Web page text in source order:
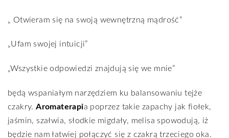
„ Otwieram się na swoją wewnętrzną mądrość”
„Ufam swojej intuicji”
„Wszystkie odpowiedzi znajdują się we mnie”
będą wspaniałym narzędziem ku balansowaniu tejże
czakry.Aromaterapia poprzez takie zapachy jak fiołek,
jaśmin, szałwia, słodkie migdały, melisa spowodują, iż
będzie nam łatwiej połączyć się z czakrą trzeciego oka.